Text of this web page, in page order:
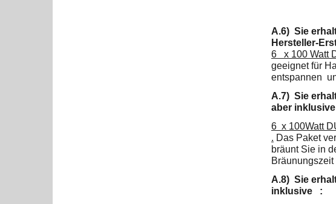
A.6) Sie
Hersteller-
6 x 100 Watt
geeignet für
entspannen
A.7) Sie
aber
6 x 100Watt
. Das Paket
bräunt Sie in
A.8) Sie